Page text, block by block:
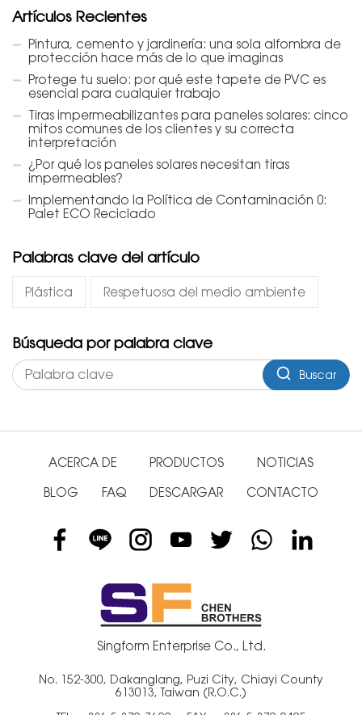
Artículos Recientes
Pintura, cemento y jardinería: una sola alfombra de
protección hace más de lo que imaginas
Protege tu suelo: por qué este tapete de PVC es
esencial para cualquier trabajo
Tiras impermeabilizantes para paneles solares: cinco
mitos comunes de los clientes y su correcta
interpretación
¿Por qué los paneles solares necesitan tiras
impermeables?
Implementando la Política de Contaminación 0:
Palet ECO Reciclado
Palabras clave del artículo
Plástica Respetuosa del medio ambiente
Búsqueda por palabra clave
Buscar
ACERCA DE PRODUCTOS NOTICIAS
BLOG FAQ DESCARGAR CONTACTO
Singform Enterprise Co., Ltd.
No. 152-300, Dakanglang, Puzi City, Chiayi County
613013, Taiwan (R.O.C.)